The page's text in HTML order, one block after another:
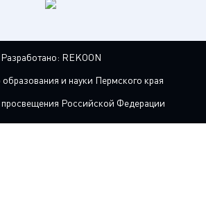
Разработано: REKOON
и науки Пермского края
Российской Федерации